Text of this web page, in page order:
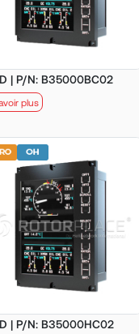
| P/N: B35000BC02
plus
| P/N: B35000HC02